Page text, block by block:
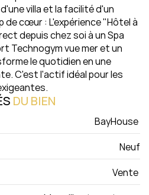
villa et la facilité d'un
cœur : L'expérience "Hôtel à
depuis chez soi à un Spa
Technogym vue mer et un
le quotidien en une
C'est l'actif idéal pour les
DU BIEN
BayHouse
Neuf
Vente